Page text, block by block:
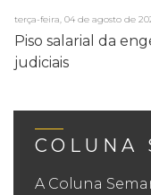
terça-feira, 04 de agosto de
Piso salarial da
judiciais
COLUNA
A Coluna